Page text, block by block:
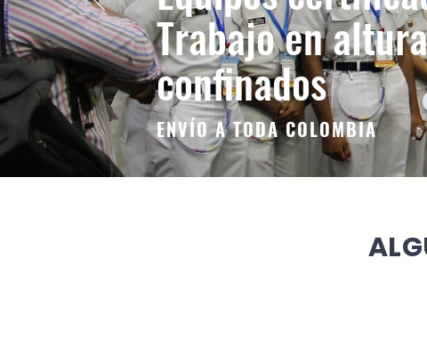
Trabajo en
confinados
ENVÍO A TODA COLOMBIA